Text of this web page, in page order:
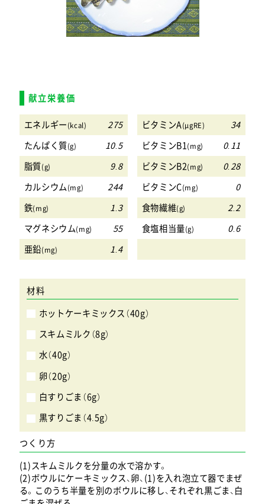
献立栄養価
エネルギー(kcal) 275 ビタミンA(μgRE)
34
たんぱく質(g) 10.5 ビタミンB1(mg)
0.11
脂質(g) 9.8 ビタミンB2(mg)
0.28
カルシウム(mg) 244 ビタミンC(mg)
0
鉄(mg) 1.3 食物繊維(g)
2.2
マグネシウム(mg) 55 食塩相当量(g)
0.6
亜鉛(mg) 1.4
材料
ホットケーキミックス（40g）
スキムミルク（8g）
水（40g）
卵（20g）
白すりごま（6g）
黒すりごま（4.5g）
つくり方
(1)スキムミルクを分量の水で溶かす。
(2)ボウルにケーキミックス、卵、(1)を入れ泡立て器でまぜ
る。このうち半量を別のボウルに移し、それぞれ黒ごま、白